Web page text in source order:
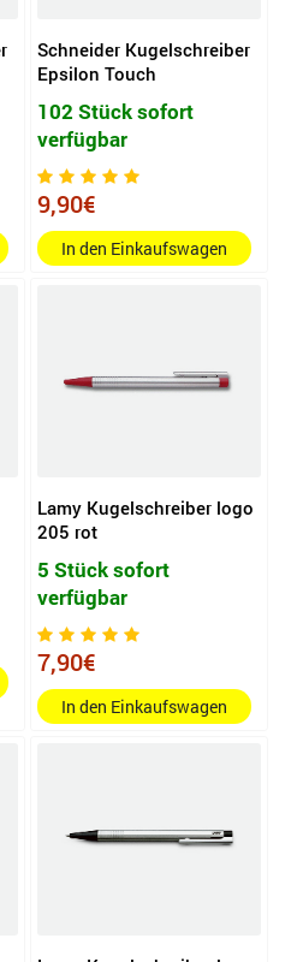
Schneider Kugelschreiber
Epsilon Touch
102 Stück sofort
verfügbar
9,90€
In den Einkaufswagen
Lamy Kugelschreiber logo
205 rot
5 Stück sofort
verfügbar
7,90€
In den Einkaufswagen